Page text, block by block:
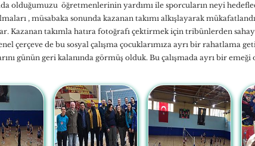
olduğumuzu öğretmenlerinin yardımı ile sporcuların neyi
, müsabaka sonunda kazanan takımı alkışlayarak
Kazanan takımla hatıra fotoğrafı çektirmek için tribünlerden
çerçeve de bu sosyal çalışma çocuklarımıza ayrı bir rahatlama
günün geri kalanında görmüş olduk. Bu çalışmada ayrı bir emeği